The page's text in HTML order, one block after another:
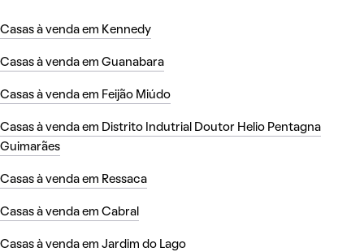
Casas à venda em Kennedy
Casas à venda em Guanabara
Casas à venda em Feijão Miúdo
Casas à venda em Distrito Indutrial Doutor Helio Pentagna
Guimarães
Casas à venda em Ressaca
Casas à venda em Cabral
Casas à venda em Jardim do Lago